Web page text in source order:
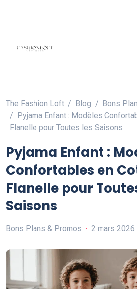
The Fashion Loft Blog
Bons
Pyjama Enfant : Modèles
Flanelle pour Toutes les Saisons
Pyjama Enfant :
Confortables en
Flanelle pour
Saisons
Bons Plans & Promos 2 mars 2026